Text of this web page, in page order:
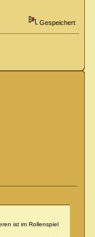
Gespeichert
ist im Rollenspiel